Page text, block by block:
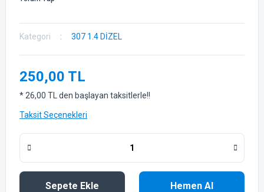
Kategori 307 1.4 DİZEL
250,00 TL
* 26,00 TL den başlayan taksitlerle!!
Taksit Seçenekleri
Sepete Ekle Hemen Al